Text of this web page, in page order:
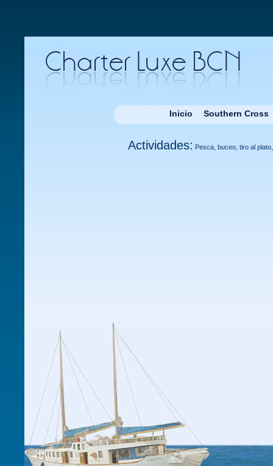
Inicio Southern Cross
Actividades: Pesca, buceo, tiro al